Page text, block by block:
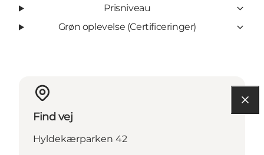
Prisniveau
Grøn oplevelse (Certificeringer)
Find vej
Hyldekærparken 42